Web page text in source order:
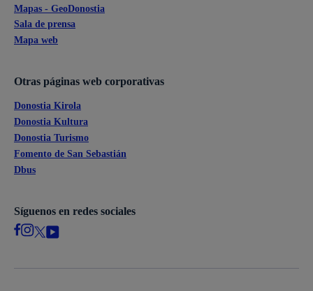
Mapas - GeoDonostia
Sala de prensa
Mapa web
Otras páginas web corporativas
Donostia Kirola
Donostia Kultura
Donostia Turismo
Fomento de San Sebastián
Dbus
Síguenos en redes sociales